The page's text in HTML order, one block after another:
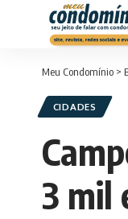
Meu Condomínio >
CIDADES
3 mil